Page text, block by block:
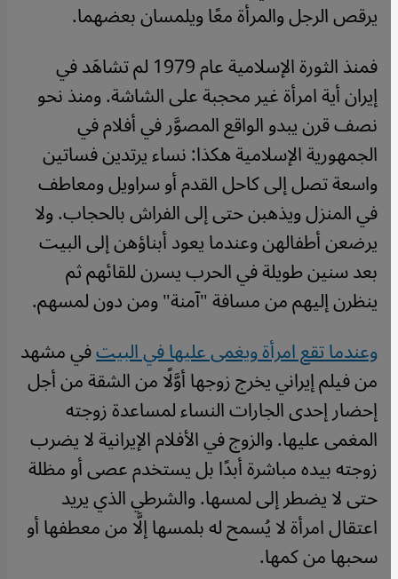
يرقص الرجل والمرأة معًا ويلمسان بعضهما.
فمنذ الثورة الإسلامية عام 1979 لم تشاهَد في
إيران أية امرأة غير محجبة على الشاشة. ومنذ نحو
نصف قرن يبدو الواقع المصوَّر في أفلام في
الجمهورية الإسلامية هكذا: نساء يرتدين فساتين
واسعة تصل إلى كاحل القدم أو سراويل ومعاطف
في المنزل ويذهبن حتى إلى الفراش بالحجاب. ولا
يرضعن أطفالهن وعندما يعود أبناؤهن إلى البيت
بعد سنين طويلة في الحرب يسرن للقائهم ثم
ينظرن إليهم من مسافة "آمنة" ومن دون لمسهم.
وعندما تقع امرأة ويغمى عليها في البيتفي مشهد
من فيلم إيراني يخرج زوجها أوَّلًا من الشقة من أجل
إحضار إحدى الجارات النساء لمساعدة زوجته
المغمى عليها. والزوج في الأفلام الإيرانية لا يضرب
زوجته بيده مباشرة أبدًا بل يستخدم عصى أو مظلة
حتى لا يضطر إلى لمسها. والشرطي الذي يريد
اعتقال امرأة لا يُسمح له بلمسها إلَّا من معطفها أو
سحبها من كمها.